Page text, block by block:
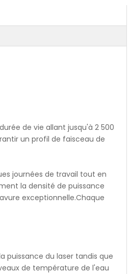
de vie allant jusqu'à 2 500
un profil de faisceau de
journées de travail tout en
la densité de puissance
exceptionnelle.Chaque
puissance du laser tandis que
de température de l'eau